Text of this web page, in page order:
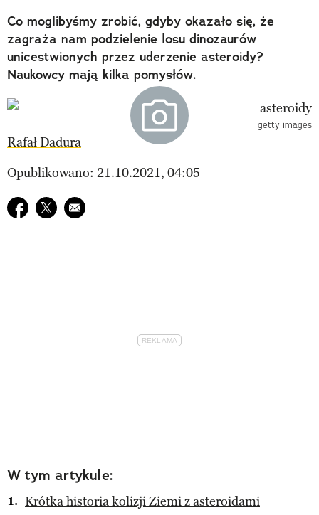
Co moglibyśmy zrobić, gdyby okazało się, że
zagraża nam podzielenie losu dinozaurów
unicestwionych przez uderzenie asteroidy?
Naukowcy mają kilka pomysłów.
getty images
Rafał Dadura
Opublikowano: 21.10.2021, 04:05
Udostępnij na facebook
Udostępnij na twitter
E-mail do przyjaciela
W tym artykule:
Krótka historia kolizji Ziemi z asteroidami